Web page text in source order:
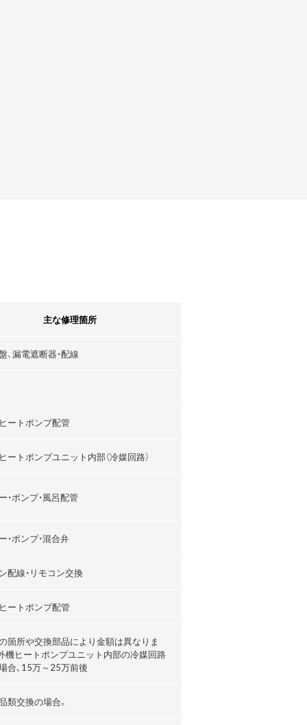
主な修理箇所
、漏電遮断器・配線
ートポンプ配管
ートポンプユニット内部（冷媒回路）
・ポンプ・風呂配管
・ポンプ・混合弁
配線・リモコン交換
ートポンプ配管
箇所や交換部品により金額は異なりま
機ヒートポンプユニット内部の冷媒回路
合､15万～25万前後
類交換の場合。